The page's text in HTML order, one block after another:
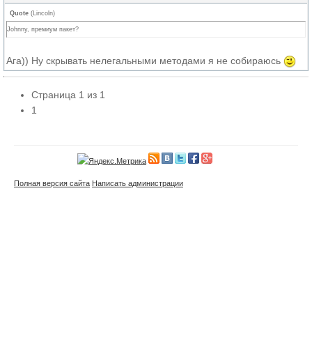
Quote (Lincoln)
Johnny, премиум пакет?
Ага)) Ну скрывать нелегальными методами я не собираюсь
Страница 1 из 1
1
Полная версия сайта Написать администрации